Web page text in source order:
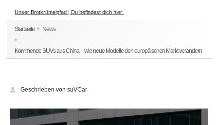
Unser Brotkrümelpfad | Du befindest dich hier:
Startseite News
Kommende SUVs aus China – wie neue Modelle den europäischen Markt verändern
Geschrieben von suVCar